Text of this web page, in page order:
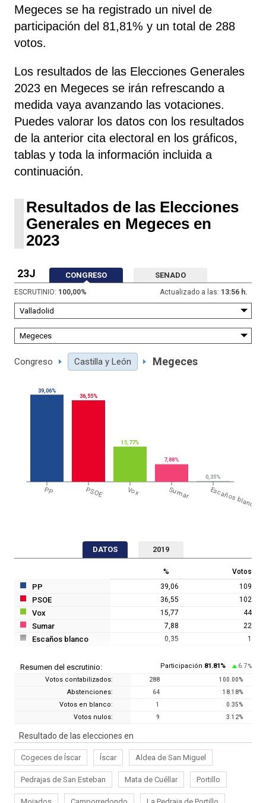
Megeces se ha registrado un nivel de
participación del 81,81% y un total de 288
votos.
Los resultados de las Elecciones Generales
2023 en Megeces se irán refrescando a
medida vaya avanzando las votaciones.
Puedes valorar los datos con los resultados
de la anterior cita electoral en los gráficos,
tablas y toda la información incluida a
continuación.
Resultados de las Elecciones
Generales en Megeces en
2023
23J CONGRESO SENADO
ESCRUTINIO: 100,00% Actualizado a las: 13:56 h.
Congreso Castilla y León Megeces
PP PSOE Vox Sumar Escaños blanco
39,06%
36,55%
15,77%
7,88%
0,35%
DATOS 2019
% Votos
PP 39,06 109
PSOE 36,55 102
Vox 15,77 44
Sumar 7,88 22
Escaños blanco 0,35 1
Resumen del escrutinio: Participación 81.81% 6.7 %
Votos contabilizados: 288 100.00%
Abstenciones: 64 18.18%
Votos en blanco: 1 0.35%
Votos nulos: 9 3.12%
Resultado de las elecciones en
Cogeces de Íscar Íscar Aldea de San Miguel
Pedrajas de San Esteban Mata de Cuéllar Portillo
Mojados Camporredondo La Pedraja de Portillo